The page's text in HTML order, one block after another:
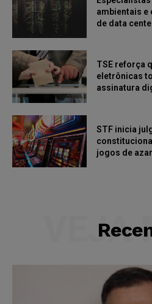
ambientais e
de data
TSE reforça
eletrônicas
assinatura
STF inicia
jogos de
VEJA